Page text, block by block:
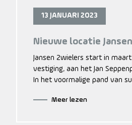
13 JANUARI 2023
Nieuwe locatie
Jansen 2wielers start in
vestiging, aan het Jan
In het voormalige pand van
occasions en niet-elektrische
Meer lezen